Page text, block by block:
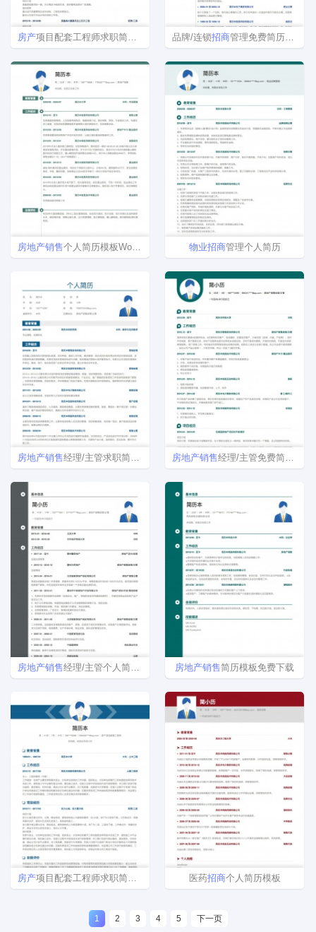
房产项目配套工程师求职简历表 品牌/连锁招商管理免费简历模板下载word格式
房地产销售个人简历模板Word格式 物业招商管理个人简历
房地产销售经理/主管求职简历模板 房地产销售经理/主管免费简历模板
房地产销售经理/主管个人简历模板下载 房地产销售简历模板免费下载
房产项目配套工程师求职简历模版 医药招商个人简历模板
1 2 3 4 5 下一页